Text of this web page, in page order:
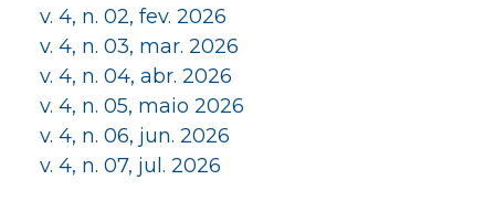
v. 4, n. 02, fev. 2026
v. 4, n. 03, mar. 2026
v. 4, n. 04, abr. 2026
v. 4, n. 05, maio 2026
v. 4, n. 06, jun. 2026
v. 4, n. 07, jul. 2026